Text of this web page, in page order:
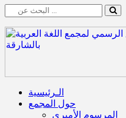
الـرئيسية
حول المجمع
المرسوم الأميري